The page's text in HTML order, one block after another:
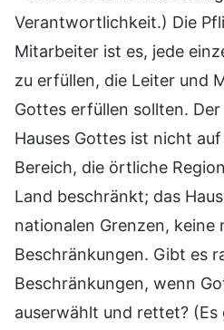
Verantwortlichkeit.) Die
Mitarbeiter ist es, jede
zu erfüllen, die Leiter und
Gottes erfüllen sollten.
Hauses Gottes ist nicht
Bereich, die örtliche
Land beschränkt; das
nationalen Grenzen, keine
Beschränkungen. Gibt es
Beschränkungen, wenn
auserwählt und rettet?